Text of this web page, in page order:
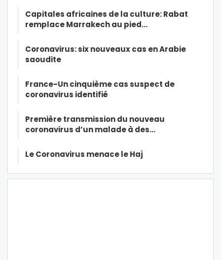
Capitales africaines de la culture: Rabat
remplace Marrakech au pied…
Coronavirus: six nouveaux cas en Arabie
saoudite
France-Un cinquième cas suspect de
coronavirus identifié
Première transmission du nouveau
coronavirus d’un malade à des…
Le Coronavirus menace le Haj